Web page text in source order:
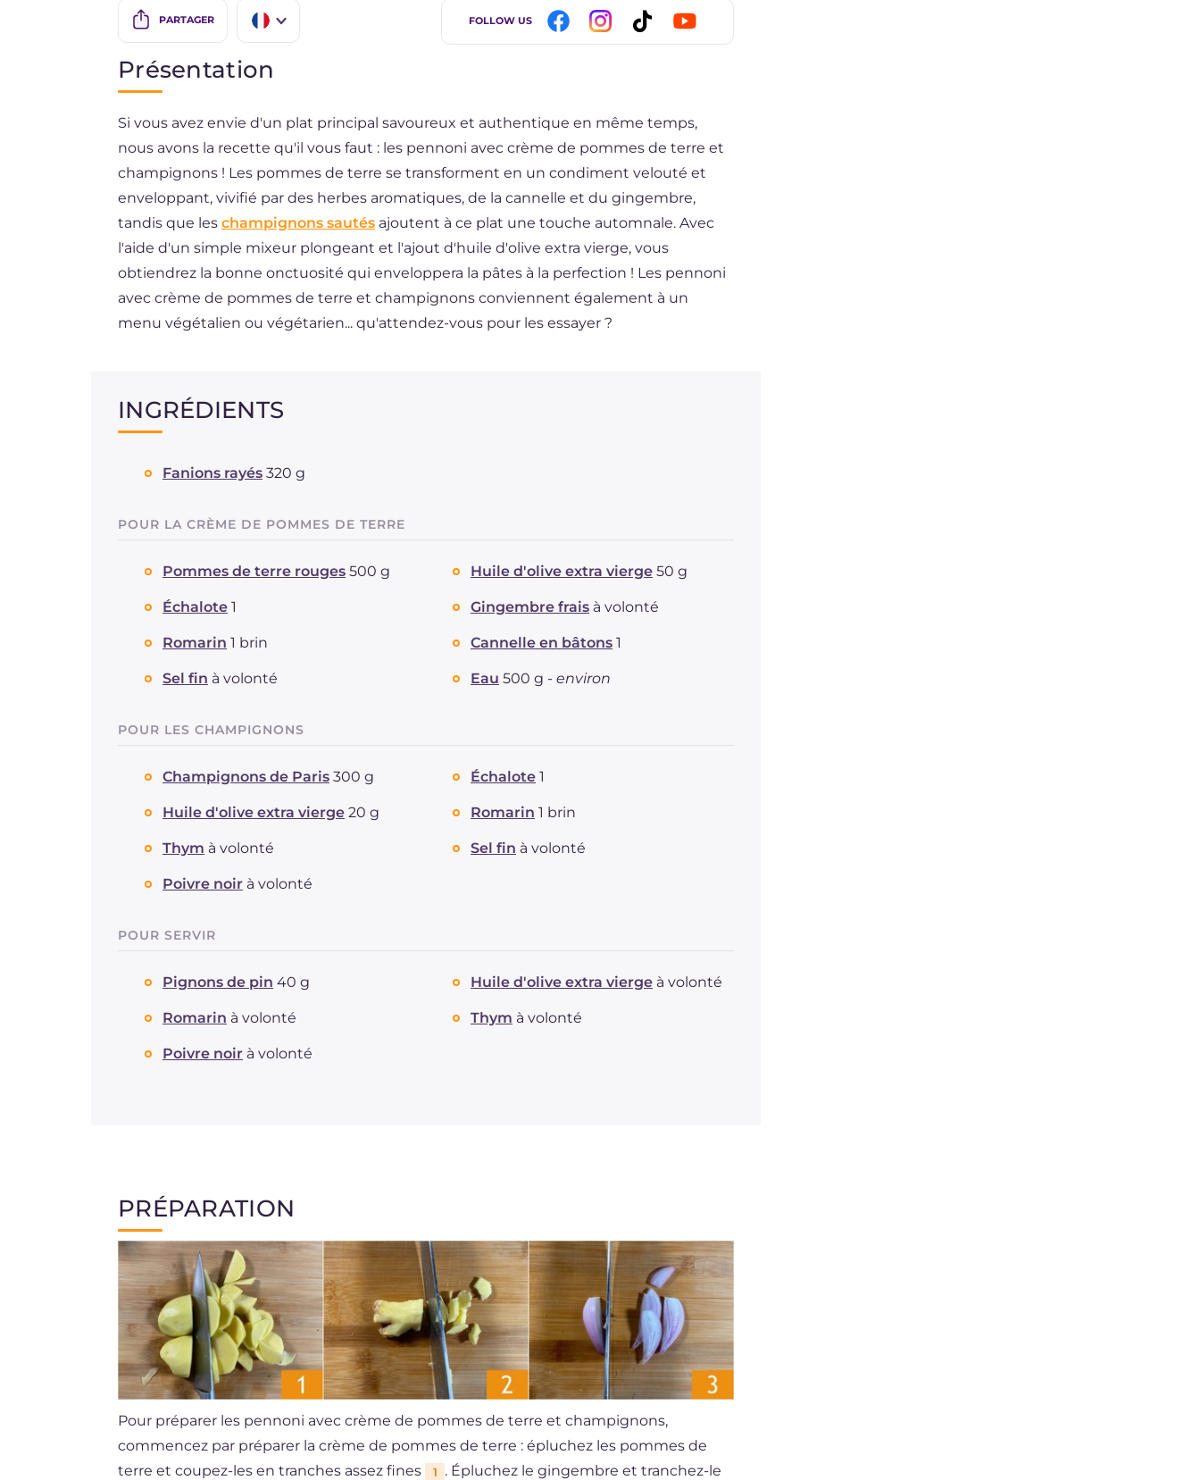
PARTAGER
ES
BR
FOLLOW US
Présentation
Si vous avez envie d'un plat principal savoureux et authentique en même temps,
nous avons la recette qu'il vous faut : les pennoni avec crème de pommes de terre et
champignons ! Les pommes de terre se transforment en un condiment velouté et
enveloppant, vivifié par des herbes aromatiques, de la cannelle et du gingembre,
tandis que les champignons sautés ajoutent à ce plat une touche automnale. Avec
l'aide d'un simple mixeur plongeant et l'ajout d'huile d'olive extra vierge, vous
obtiendrez la bonne onctuosité qui enveloppera la pâtes à la perfection ! Les pennoni
avec crème de pommes de terre et champignons conviennent également à un
menu végétalien ou végétarien... qu'attendez-vous pour les essayer ?
INGRÉDIENTS
Fanions rayés 320 g
POUR LA CRÈME DE POMMES DE TERRE
Pommes de terre rouges 500 g Huile d'olive extra vierge 50 g
Échalote 1 Gingembre frais à volonté
Romarin 1 brin Cannelle en bâtons 1
Sel fin à volonté Eau 500 g - environ
POUR LES CHAMPIGNONS
Champignons de Paris 300 g Échalote 1
Huile d'olive extra vierge 20 g Romarin 1 brin
Thym à volonté Sel fin à volonté
Poivre noir à volonté
POUR SERVIR
Pignons de pin 40 g Huile d'olive extra vierge à volonté
Romarin à volonté Thym à volonté
Poivre noir à volonté
PRÉPARATION
Pour préparer les pennoni avec crème de pommes de terre et champignons,
commencez par préparer la crème de pommes de terre : épluchez les pommes de
terre et coupez-les en tranches assez fines
1
. Épluchez le gingembre et tranchez-le